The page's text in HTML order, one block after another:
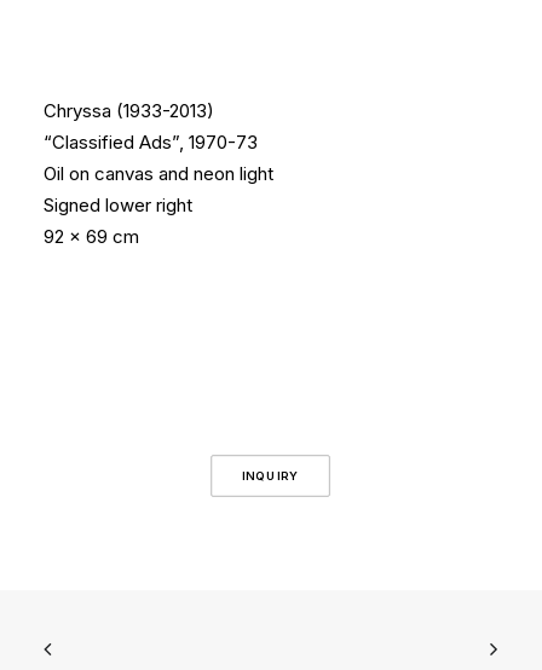
Chryssa (1933-2013)
“Classified Ads”, 1970-73
Oil on canvas and neon light
Signed lower right
92 x 69 cm
INQUIRY